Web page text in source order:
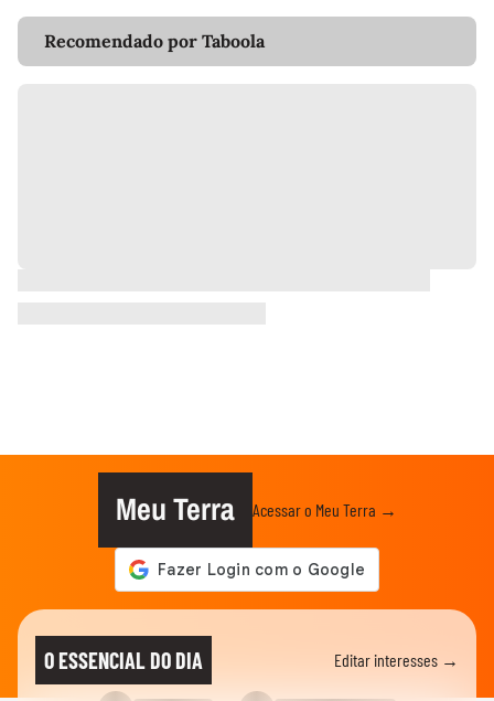
Recomendado por Taboola
Meu Terra Acessar o Meu Terra →
O ESSENCIAL DO DIA Editar interesses →